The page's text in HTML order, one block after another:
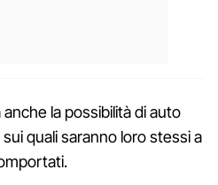
anche la possibilità di auto
quali saranno loro stessi a